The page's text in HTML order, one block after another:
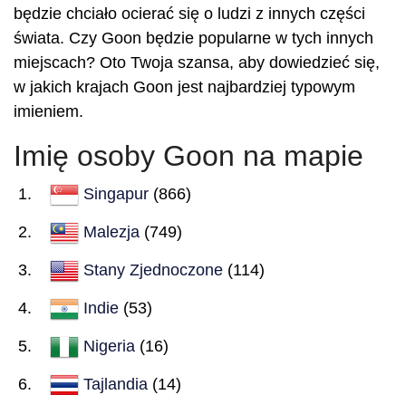
będzie chciało ocierać się o ludzi z innych części
świata. Czy Goon będzie popularne w tych innych
miejscach? Oto Twoja szansa, aby dowiedzieć się,
w jakich krajach Goon jest najbardziej typowym
imieniem.
Imię osoby Goon na mapie
Singapur (866)
Malezja (749)
Stany Zjednoczone (114)
Indie (53)
Nigeria (16)
Tajlandia (14)